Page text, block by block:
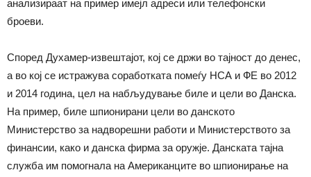
анализираат на пример имејл адреси или телефонски
броеви.
Според Духамер-извештајот, кој се држи во тајност до денес,
а во кој се истражува соработката помеѓу НСА и ФЕ во 2012
и 2014 година, цел на набљудување биле и цели во Данска.
На пример, биле шпионирани цели во данското
Министерство за надворешни работи и Министерството за
финансии, како и данска фирма за оружје. Данската тајна
служба им помогнала на Американците во шпионирање на